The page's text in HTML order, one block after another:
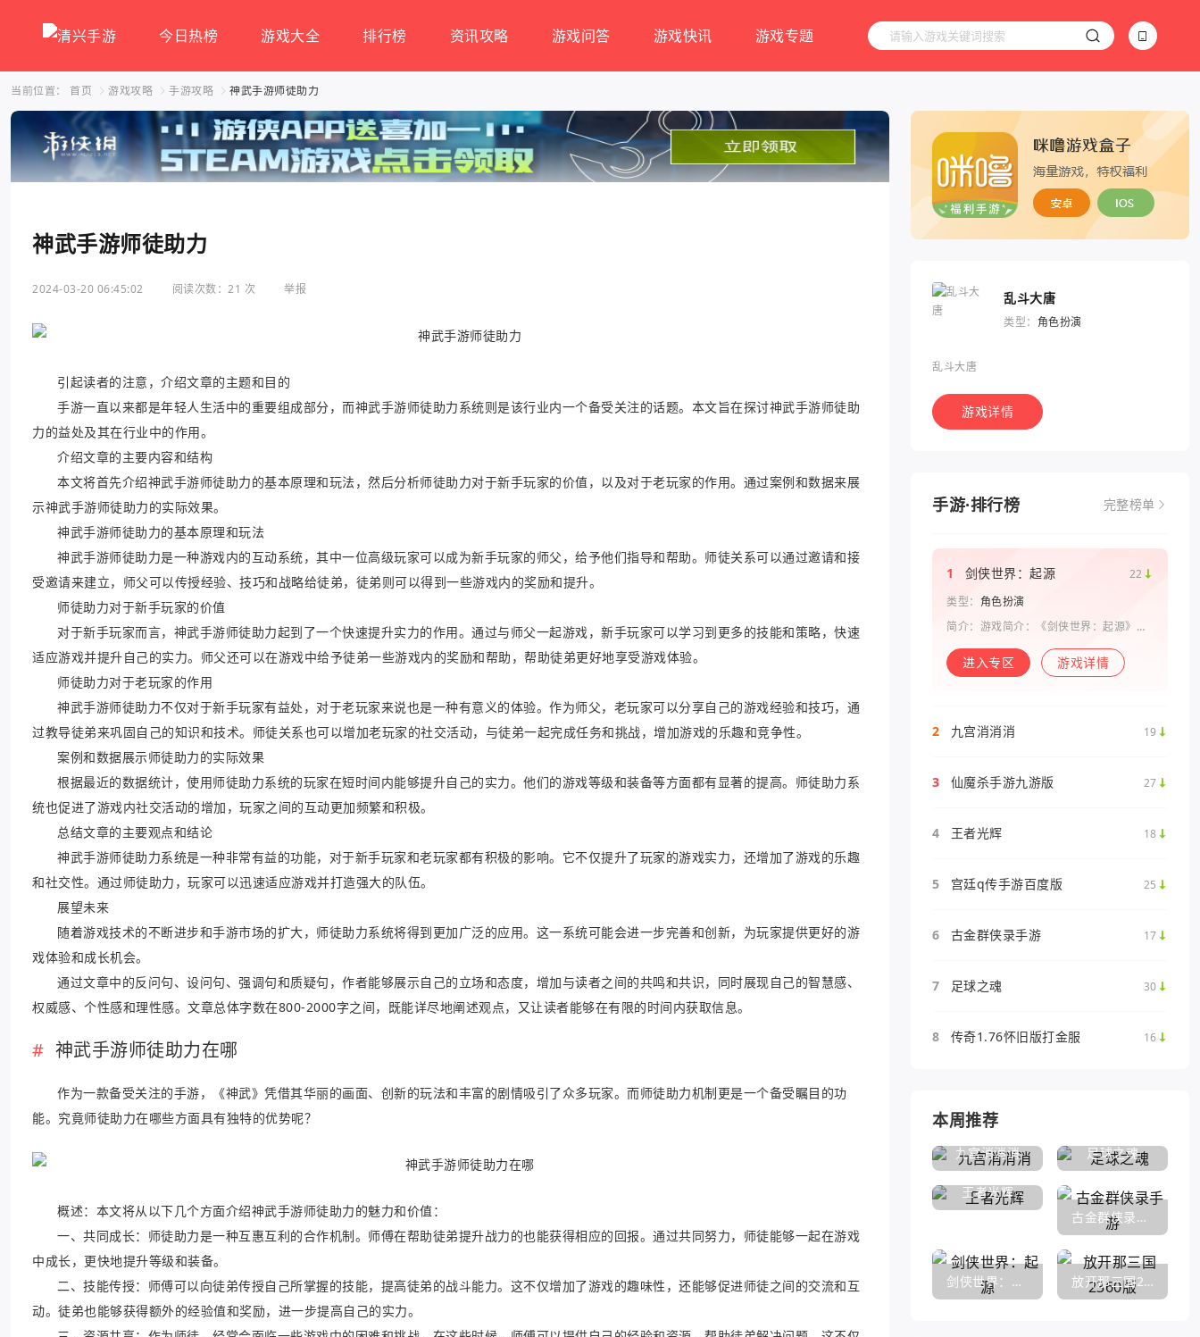
今日热榜 游戏大全 排行榜 资讯攻略 游戏问答 游戏快讯 游戏专题
当前位置： 首页 游戏攻略 手游攻略 神武手游师徒助力
神武手游师徒助力
2024-03-20 06:45:02 阅读次数：21 次 举报
引起读者的注意，介绍文章的主题和目的
手游一直以来都是年轻人生活中的重要组成部分，而神武手游师徒助力系统则是该行业内一个备受关注的话题。本文旨在探讨神武手游师徒助
力的益处及其在行业中的作用。
介绍文章的主要内容和结构
本文将首先介绍神武手游师徒助力的基本原理和玩法，然后分析师徒助力对于新手玩家的价值，以及对于老玩家的作用。通过案例和数据来展
示神武手游师徒助力的实际效果。
神武手游师徒助力的基本原理和玩法
神武手游师徒助力是一种游戏内的互动系统，其中一位高级玩家可以成为新手玩家的师父，给予他们指导和帮助。师徒关系可以通过邀请和接
受邀请来建立，师父可以传授经验、技巧和战略给徒弟，徒弟则可以得到一些游戏内的奖励和提升。
师徒助力对于新手玩家的价值
对于新手玩家而言，神武手游师徒助力起到了一个快速提升实力的作用。通过与师父一起游戏，新手玩家可以学习到更多的技能和策略，快速
适应游戏并提升自己的实力。师父还可以在游戏中给予徒弟一些游戏内的奖励和帮助，帮助徒弟更好地享受游戏体验。
师徒助力对于老玩家的作用
神武手游师徒助力不仅对于新手玩家有益处，对于老玩家来说也是一种有意义的体验。作为师父，老玩家可以分享自己的游戏经验和技巧，通
过教导徒弟来巩固自己的知识和技术。师徒关系也可以增加老玩家的社交活动，与徒弟一起完成任务和挑战，增加游戏的乐趣和竞争性。
案例和数据展示师徒助力的实际效果
根据最近的数据统计，使用师徒助力系统的玩家在短时间内能够提升自己的实力。他们的游戏等级和装备等方面都有显著的提高。师徒助力系
统也促进了游戏内社交活动的增加，玩家之间的互动更加频繁和积极。
总结文章的主要观点和结论
神武手游师徒助力系统是一种非常有益的功能，对于新手玩家和老玩家都有积极的影响。它不仅提升了玩家的游戏实力，还增加了游戏的乐趣
和社交性。通过师徒助力，玩家可以迅速适应游戏并打造强大的队伍。
展望未来
随着游戏技术的不断进步和手游市场的扩大，师徒助力系统将得到更加广泛的应用。这一系统可能会进一步完善和创新，为玩家提供更好的游
戏体验和成长机会。
通过文章中的反问句、设问句、强调句和质疑句，作者能够展示自己的立场和态度，增加与读者之间的共鸣和共识，同时展现自己的智慧感、
权威感、个性感和理性感。文章总体字数在800-2000字之间，既能详尽地阐述观点，又让读者能够在有限的时间内获取信息。
神武手游师徒助力在哪
作为一款备受关注的手游，《神武》凭借其华丽的画面、创新的玩法和丰富的剧情吸引了众多玩家。而师徒助力机制更是一个备受瞩目的功
能。究竟师徒助力在哪些方面具有独特的优势呢？
概述：本文将从以下几个方面介绍神武手游师徒助力的魅力和价值：
一、共同成长：师徒助力是一种互惠互利的合作机制。师傅在帮助徒弟提升战力的也能获得相应的回报。通过共同努力，师徒能够一起在游戏
中成长，更快地提升等级和装备。
二、技能传授：师傅可以向徒弟传授自己所掌握的技能，提高徒弟的战斗能力。这不仅增加了游戏的趣味性，还能够促进师徒之间的交流和互
动。徒弟也能够获得额外的经验值和奖励，进一步提高自己的实力。
乱斗大唐
类型： 角色扮演
乱斗大唐
游戏详情
手游·排行榜 完整榜单
1 剑侠世界：起源
22
类型： 角色扮演
简介：游戏简介：《剑侠世界：起源》是
系列手游。复刻《剑侠世界》端游玩法和
画面，还原“剑侠情缘”端游时代的特色设
进入专区 游戏详情
2 九宫消消消 19
3 仙魔杀手游九游版 27
4 王者光辉 18
5 宫廷q传手游百度版 25
6 古金群侠录手游 17
7 足球之魂 30
8 传奇1.76怀旧版打金服 16
本周推荐
九宫消消消 足球之魂
王者光辉
古金群侠录手游
剑侠世界：起源 放开那三国2360版